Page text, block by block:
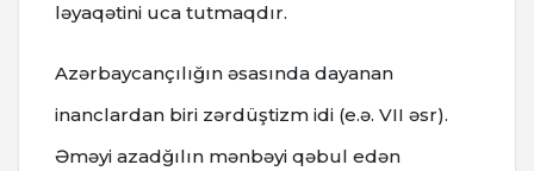
ləyaqətini uca tutmaqdır.
Azərbaycançılığın əsasında dayanan
inanclardan biri zərdüştizm idi (e.ə. VII əsr).
Əməyi azadğılın mənbəyi qəbul edən